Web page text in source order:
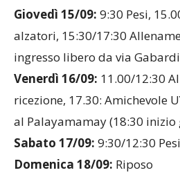
Giovedì 15/09: 9:30 Pesi,
alzatori, 15:30/17:30
ingresso libero da via
Venerdì 16/09: 11.00/12:30
ricezione, 17.30: Amichevole
al Palayamamay (18:30 inizio
Sabato 17/09: 9:30/12:30
Domenica 18/09: Riposo